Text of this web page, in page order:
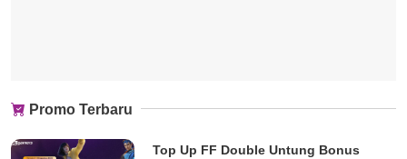
Promo Terbaru
Top Up FF Double Untung Bonus